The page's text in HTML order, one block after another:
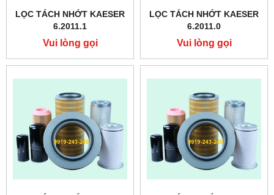
LỌC TÁCH NHỚT KAESER
6.2011.1
Vui lòng gọi
LỌC TÁCH NHỚT KAESER
6.2011.0
Vui lòng gọi